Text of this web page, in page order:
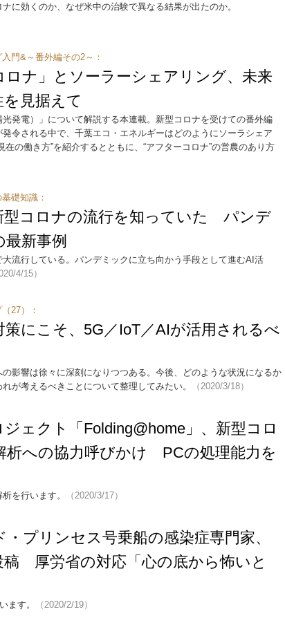
に効くのか、なぜ米中の治験で異なる結果が出たのか。
門&～番外編その2～：
ロナ」とソーラーシェアリング、未来
見据えて
光発電）」について解説する本連載。新型コロナを受けての番外編
令される中で、千葉エコ・エネルギーはどのようにソーラシェア
在の働き方”を紹介するとともに、“アフターコロナ”の営農のあり方
礎知識：
型コロナの流行を知っていた パンデ
最新事例
流行している。パンデミックに立ち向かう手段として進むAI活
4/15）
27）：
策にこそ、5G／IoT／AIが活用されるべ
影響は徐々に深刻になりつつある。今後、どのような状況になるか
が考えるべきことについて整理してみたい。
（2020/3/18）
ジェクト「Folding@home」、新型コロ
析への協力呼びかけ PCの処理能力を
を行います。 （2020/3/17）
プリンセス号乗船の感染症専門家、
稿 厚労省の対応「心の底から怖いと
ます。 （2020/2/19）